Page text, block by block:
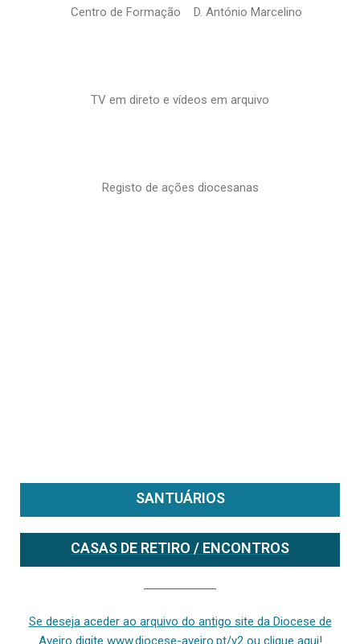
Centro de Formação D. António Marcelino
TV em direto e vídeos em arquivo
Registo de ações diocesanas
SANTUÁRIOS
CASAS DE RETIRO / ENCONTROS
Se deseja aceder ao arquivo do antigo site da Diocese de
Aveiro digite www.diocese-aveiro.pt/v2 ou clique aqui!